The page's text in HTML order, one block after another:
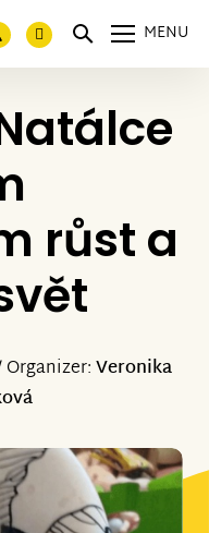
MENU
růst a
Veronika